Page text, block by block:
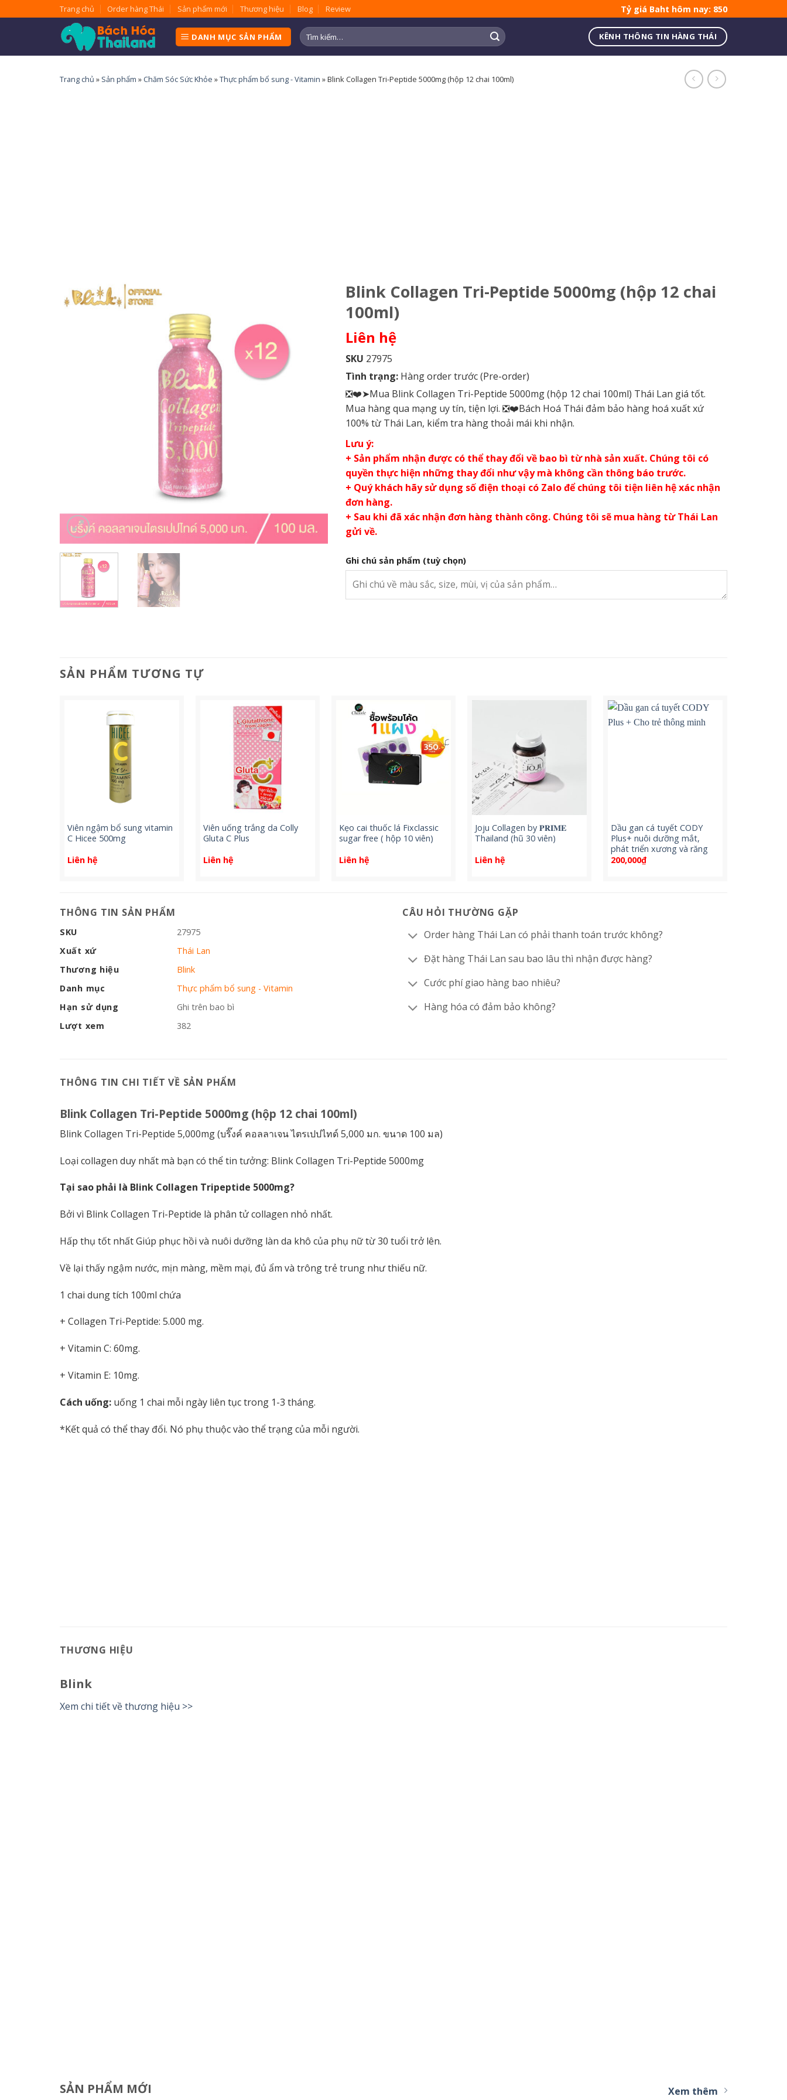
to
Trang chủ Order hàng Thái Sản phẩm mới Thương hiệu Blog Review Tỷ giá Baht hôm nay: 850
DANH MỤC SẢN PHẨM
Tìm
kiếm:
KÊNH THÔNG TIN HÀNG THÁI
Trang chủ » Sản phẩm » Chăm Sóc Sức Khỏe »Thực phẩm bổ sung - Vitamin »Blink Collagen Tri-Peptide 5000mg (hộp 12 chai 100ml)
Blink Collagen Tri-Peptide 5000mg (hộp 12 chai
100ml)
Liên hệ
SKU 27975
Tình trạng: Hàng order trước (Pre-order)
❎❤️➤Mua Blink Collagen Tri-Peptide 5000mg (hộp 12 chai 100ml) Thái Lan giá tốt.
Mua hàng qua mạng uy tín, tiện lợi. ❎❤️Bách Hoá Thái đảm bảo hàng hoá xuất xứ
100% từ Thái Lan, kiểm tra hàng thoải mái khi nhận.
Lưu ý:
+ Sản phẩm nhận được có thể thay đổi về bao bì từ nhà sản xuất. Chúng tôi có
quyền thực hiện những thay đổi như vậy mà không cần thông báo trước.
+ Quý khách hãy sử dụng số điện thoại có Zalo để chúng tôi tiện liên hệ xác nhận
đơn hàng.
+ Sau khi đã xác nhận đơn hàng thành công. Chúng tôi sẽ mua hàng từ Thái Lan
gửi về.
Ghi chú sản phẩm (tuỳ chọn)
SẢN PHẨM TƯƠNG TỰ
Viên ngậm bổ sung vitamin
C Hicee 500mg
Liên hệ
Viên uống trắng da Colly
Gluta C Plus
Liên hệ
Kẹo cai thuốc lá Fixclassic
sugar free ( hộp 10 viên)
Liên hệ
Joju Collagen by 𝐏𝐑𝐈𝐌𝐄
Thailand (hũ 30 viên)
Liên hệ
Dầu gan cá tuyết CODY
Plus+ nuôi dưỡng mắt,
phát triển xương và răng
200,000₫
THÔNG TIN SẢN PHẨM
SKU
27975
Xuất xứ
Thái Lan
Thương hiệu
Blink
Danh mục
Thực phẩm bổ sung - Vitamin
Hạn sử dụng
Ghi trên bao bì
Lượt xem
382
CÂU HỎI THƯỜNG GẶP
Order hàng Thái Lan có phải thanh toán trước không?
Đặt hàng Thái Lan sau bao lâu thì nhận được hàng?
Cước phí giao hàng bao nhiêu?
Hàng hóa có đảm bảo không?
THÔNG TIN CHI TIẾT VỀ SẢN PHẨM
Blink Collagen Tri-Peptide 5000mg (hộp 12 chai 100ml)
Blink Collagen Tri-Peptide 5,000mg (บริ๊งค์ คอลลาเจน ไตรเปปไทด์ 5,000 มก. ขนาด 100 มล)
Loại collagen duy nhất mà bạn có thể tin tưởng: Blink Collagen Tri-Peptide 5000mg
Tại sao phải là Blink Collagen Tripeptide 5000mg?
Bởi vì Blink Collagen Tri-Peptide là phân tử collagen nhỏ nhất.
Hấp thụ tốt nhất Giúp phục hồi và nuôi dưỡng làn da khô của phụ nữ từ 30 tuổi trở lên.
Về lại thấy ngậm nước, mịn màng, mềm mại, đủ ẩm và trông trẻ trung như thiếu nữ.
1 chai dung tích 100ml chứa
+ Collagen Tri-Peptide: 5.000 mg.
+ Vitamin C: 60mg.
+ Vitamin E: 10mg.
Cách uống: uống 1 chai mỗi ngày liên tục trong 1-3 tháng.
*Kết quả có thể thay đổi. Nó phụ thuộc vào thể trạng của mỗi người.
THƯƠNG HIỆU
Blink
Xem chi tiết về thương hiệu >>
SẢN PHẨM MỚI Xem thêm